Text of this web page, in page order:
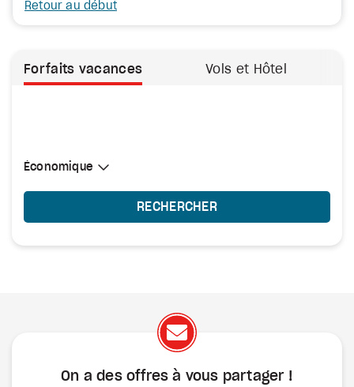
Retour au début
Forfaits vacances Vols et Hôtel
Sélectionner une cabine
Économique
Économique
RECHERCHER
On a des offres à vous partager !